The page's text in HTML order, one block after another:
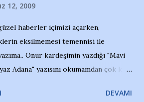
12, 2009
haberler içimizi açarken,
eksilmemesi temennisi ile
Onur kardeşimin yazdığı "Mavi
Adana" yazısını okumamdan çok kısa
taraftarlar, İstanbul takımlarınınDEVAMI